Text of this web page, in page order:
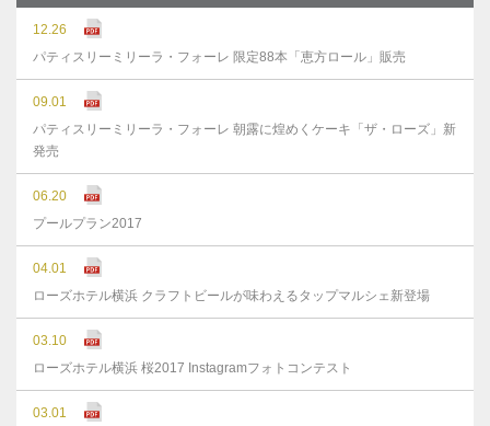
12.26
パティスリーミリーラ・フォーレ 限定88本「恵方ロール」販売
09.01
パティスリーミリーラ・フォーレ 朝露に煌めくケーキ「ザ・ローズ」新
発売
06.20
プールプラン2017
04.01
ローズホテル横浜 クラフトビールが味わえるタップマルシェ新登場
03.10
ローズホテル横浜 桜2017 Instagramフォトコンテスト
03.01